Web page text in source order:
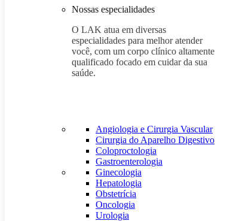
Nossas especialidades
O LAK atua em diversas
especialidades para melhor atender
você, com um corpo clínico altamente
qualificado focado em cuidar da sua
saúde.
Angiologia e Cirurgia Vascular
Cirurgia do Aparelho Digestivo
Coloproctologia
Gastroenterologia
Ginecologia
Hepatologia
Obstetrícia
Oncologia
Urologia